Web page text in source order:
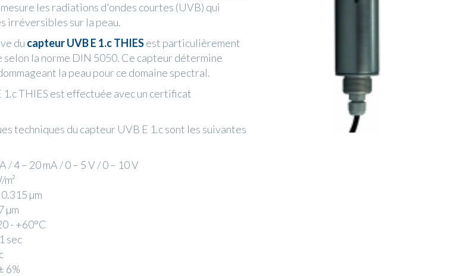
les radiations d'ondes courtes (UVB) qui
irréversibles sur la peau.
du capteur UVB E 1.c THIESest particulièrement
la norme DIN 5050. Ce capteur détermine
la peau pour ce domaine spectral.
THIES est effectuée avec un certificat
techniques du capteur UVB E 1.c sont les suivantes
4 – 20 mA / 0 – 5 V / 0 – 10 V
µm
µm
- +60°C
sec
6%